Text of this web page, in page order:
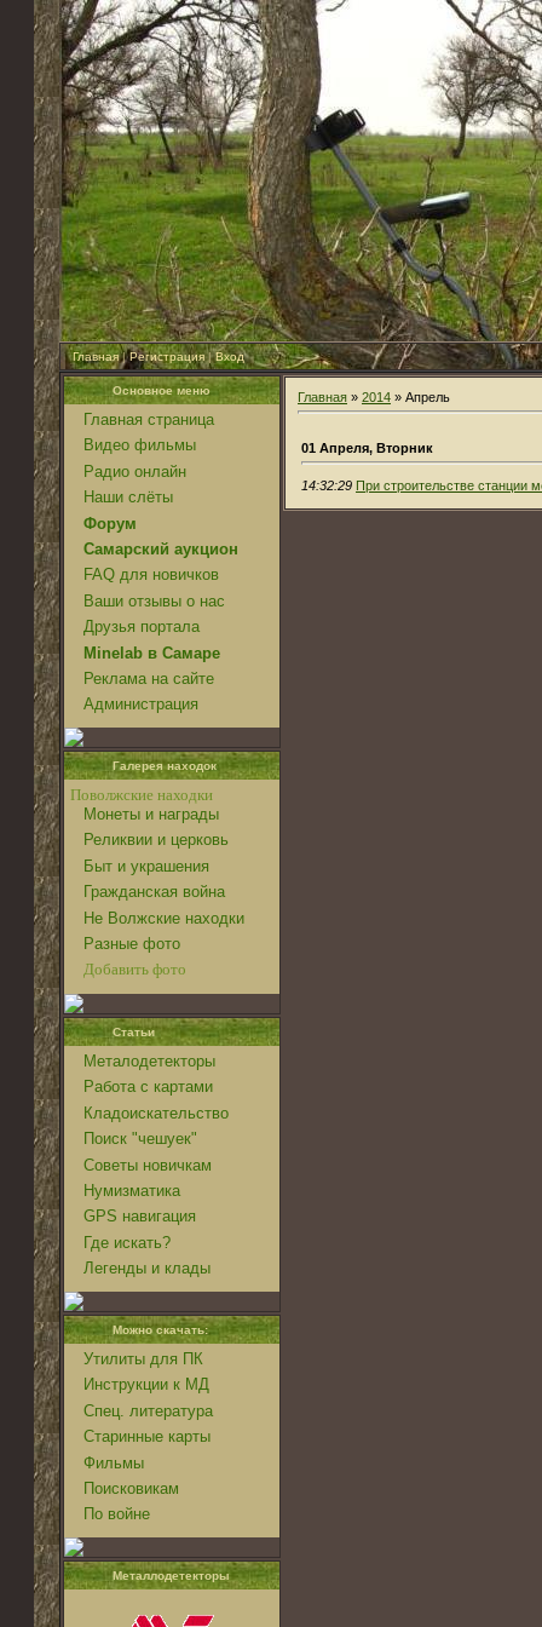
Главная|Регистрация|Вход
Основное меню
Главная страница
Видео фильмы
Радио онлайн
Наши слёты
Форум
Самарский аукцион
FAQ для новичков
Ваши отзывы о нас
Друзья портала
Minelab в Самаре
Реклама на сайте
Администрация
Галерея находок
Поволжские находки
Монеты и награды
Реликвии и церковь
Быт и украшения
Гражданская война
Не Волжские находки
Разные фото
Добавить фото
Статьи
Металодетекторы
Работа с картами
Кладоискательство
Поиск "чешуек"
Советы новичкам
Нумизматика
GPS навигация
Где искать?
Легенды и клады
Можно скачать:
Утилиты для ПК
Инструкции к МД
Спец. литература
Старинные карты
Фильмы
Поисковикам
По войне
Металлодетекторы
Главная » 2014 » Апрель
01 Апреля, Вторник
14:32:29 При строительстве станции